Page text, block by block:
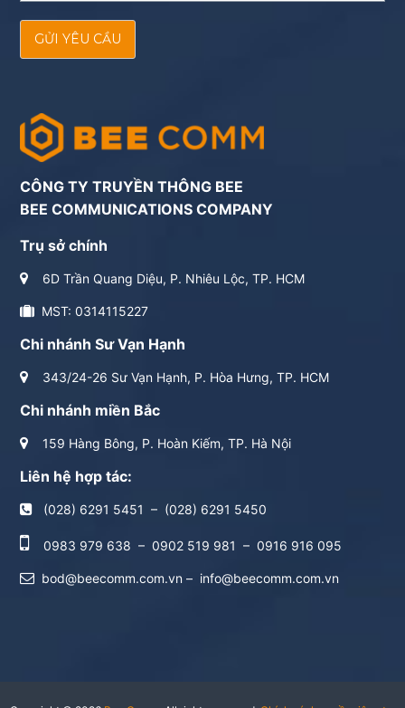
GỬI YÊU CẦU
CÔNG TY TRUYỀN THÔNG BEE
BEE COMMUNICATIONS COMPANY
Trụ sở chính
6D Trần Quang Diệu, P. Nhiêu Lộc, TP. HCM
MST: 0314115227
Chi nhánh Sư Vạn Hạnh
343/24-26 Sư Vạn Hạnh, P. Hòa Hưng, TP. HCM
Chi nhánh miền Bắc
159 Hàng Bông, P. Hoàn Kiếm, TP. Hà Nội
Liên hệ hợp tác:
(028) 6291 5451 – (028) 6291 5450
0983 979 638 – 0902 519 981 – 0916 916 095
bod@beecomm.com.vn – info@beecomm.com.vn